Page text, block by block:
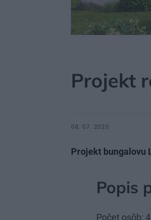
Projekt
08. 07. 2020
Projekt bungalovu
Popis
Počet osôb: